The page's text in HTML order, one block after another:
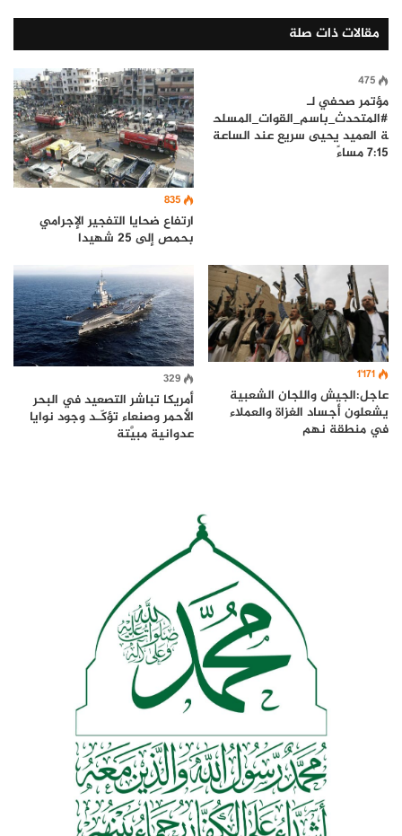
مقالات ذات صلة
475
مؤتمر صحفي لـ
#المتحدث_باسم_القوات_المسلح
ة العميد يحيى سريع عند الساعة
7:15 مساءً
835
ارتفاع ضحايا التفجير الإجرامي
بحمص إلى 25 شهيدا
1٬171
عاجل:الجيش واللجان الشعبية
يشعلون أجساد الغزاة والعملاء
في منطقة نهم
329
أمريكا تباشر التصعيد في البحر
الأحمر وصنعاء تؤكّـد وجود نوايا
عدوانية مبيَّتة